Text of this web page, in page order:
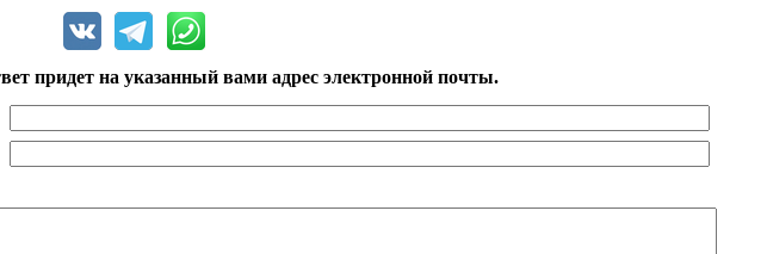
придет на указанный вами адрес электронной почты.